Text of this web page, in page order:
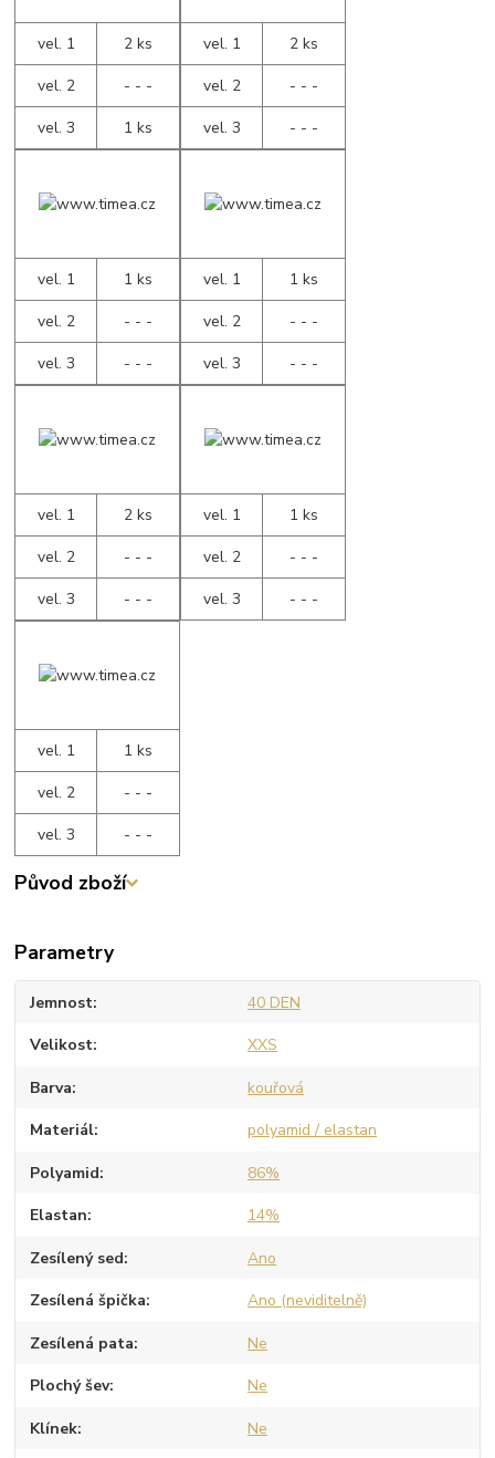
vel. 1
2 ks
vel. 2
- - -
vel. 3
1 ks
vel. 1
2 ks
vel. 2
- - -
vel. 3
- - -
vel. 1
1 ks
vel. 2
- - -
vel. 3
- - -
vel. 1
1 ks
vel. 2
- - -
vel. 3
- - -
vel. 1
2 ks
vel. 2
- - -
vel. 3
- - -
vel. 1
1 ks
vel. 2
- - -
vel. 3
- - -
vel. 1
1 ks
vel. 2
- - -
vel. 3
- - -
Původ zboží
Parametry
Jemnost 40 DEN
Velikost XXS
Barva kouřová
Materiál polyamid / elastan
Polyamid 86%
Elastan 14%
Zesílený sed Ano
Zesílená špička Ano (neviditelně)
Zesílená pata Ne
Plochý šev Ne
Klínek Ne